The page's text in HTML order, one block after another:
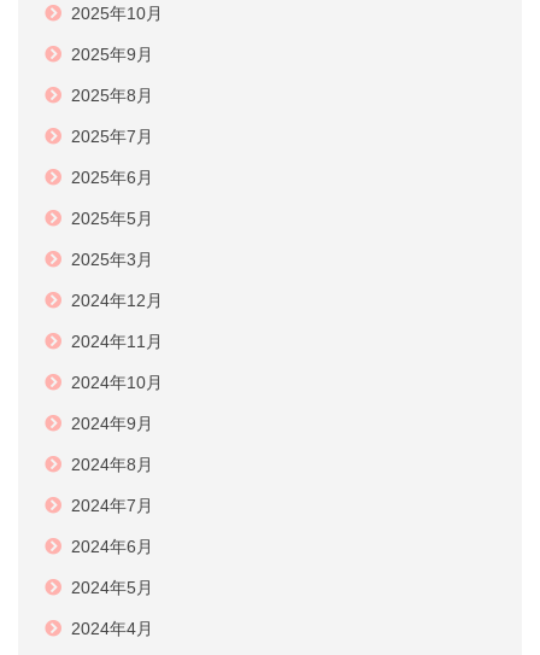
2025年10月
2025年9月
2025年8月
2025年7月
2025年6月
2025年5月
2025年3月
2024年12月
2024年11月
2024年10月
2024年9月
2024年8月
2024年7月
2024年6月
2024年5月
2024年4月